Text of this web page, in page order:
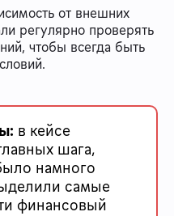
от внешних
регулярно проверять
чтобы всегда быть
в кейсе
шага,
намного
самые
финансовый